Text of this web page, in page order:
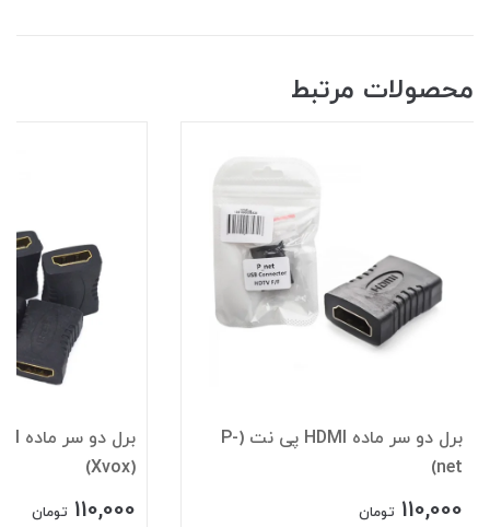
محصولات مرتبط
برل دو سر ماده HDMI پی نت (P-
net)
110,000 تومان
(Xvox)
110,000 تومان